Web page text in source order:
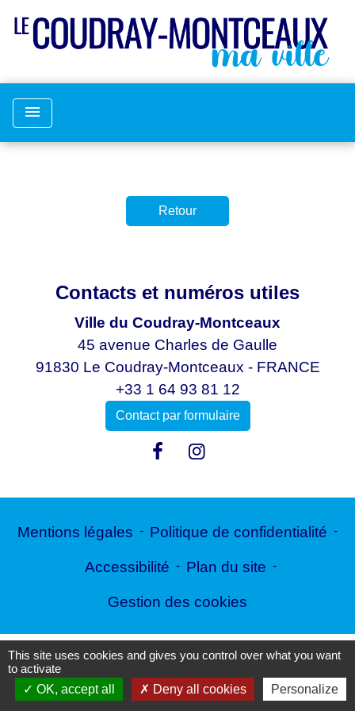
menu
Retour
Contacts et numéros utiles
Ville du Coudray-Montceaux
45 avenue Charles de Gaulle
91830 Le Coudray-Montceaux - FRANCE
+33 1 64 93 81 12
Contact par formulaire
Mentions légales - Politique de confidentialité -
Accessibilité - Plan du site -
Gestion des cookies
Site créé en partenariat avec Réseau des Communes
This site uses cookies and gives you control over what you want
to activate
OK, accept all
Deny all cookies Personalize